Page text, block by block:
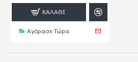
ΚΑΛΆΘΙ
Αγόρασε Τώρα